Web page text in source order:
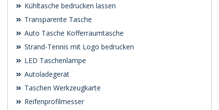
Kühltasche bedrucken lassen
Transparente Tasche
Auto Tasche Kofferraumtasche
Strand-Tennis mit Logo bedrucken
LED Taschenlampe
Autoladegerät
Taschen Werkzeugkarte
Reifenprofilmesser